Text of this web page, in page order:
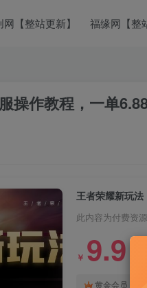
网【整站更新】 福缘网【整
操作教程，一单
此内容为付费资
￥ 9.9
黄金会员